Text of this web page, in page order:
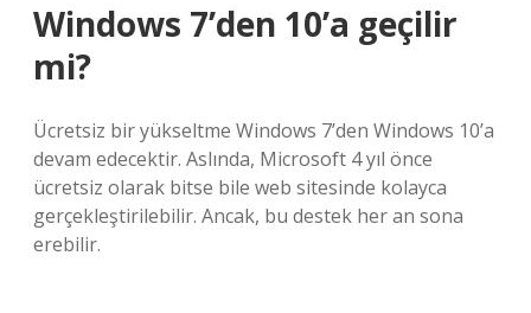
Windows 7’den 10’a geçilir
mi?
Ücretsiz bir yükseltme Windows 7’den Windows 10’a
devam edecektir. Aslında, Microsoft 4 yıl önce
ücretsiz olarak bitse bile web sitesinde kolayca
gerçekleştirilebilir. Ancak, bu destek her an sona
erebilir.